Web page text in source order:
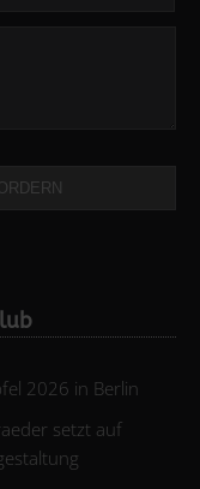
2026 in Berlin
setzt auf